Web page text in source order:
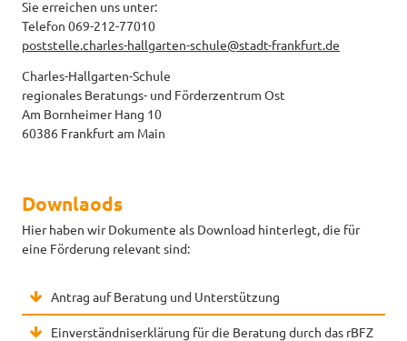
Sie erreichen uns unter:
Telefon 069-212-77010
poststelle.charles-hallgarten-schule@stadt-frankfurt.de
Charles-Hallgarten-Schule
regionales Beratungs- und Förderzentrum Ost
Am Bornheimer Hang 10
60386 Frankfurt am Main
Downlaods
Hier haben wir Dokumente als Download hinterlegt, die für
eine Förderung relevant sind:
Antrag auf Beratung und Unterstützung
Einverständniserklärung für die Beratung durch das rBFZ